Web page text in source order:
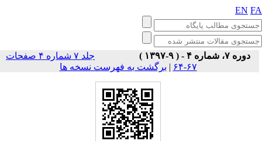
EN
دوره ۷، شماره ۴ - ( ۹-۱۳۹۷ )
جلد ۷ شماره ۴ صفحات
۶۷-۶۴
| برگشت به فهرست نسخه ها